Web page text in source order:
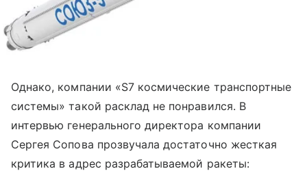
Однако, компании «S7 космические транспортные
системы» такой расклад не понравился. В
интервью генерального директора компании
Сергея Сопова прозвучала достаточно жесткая
критика в адрес разрабатываемой ракеты: